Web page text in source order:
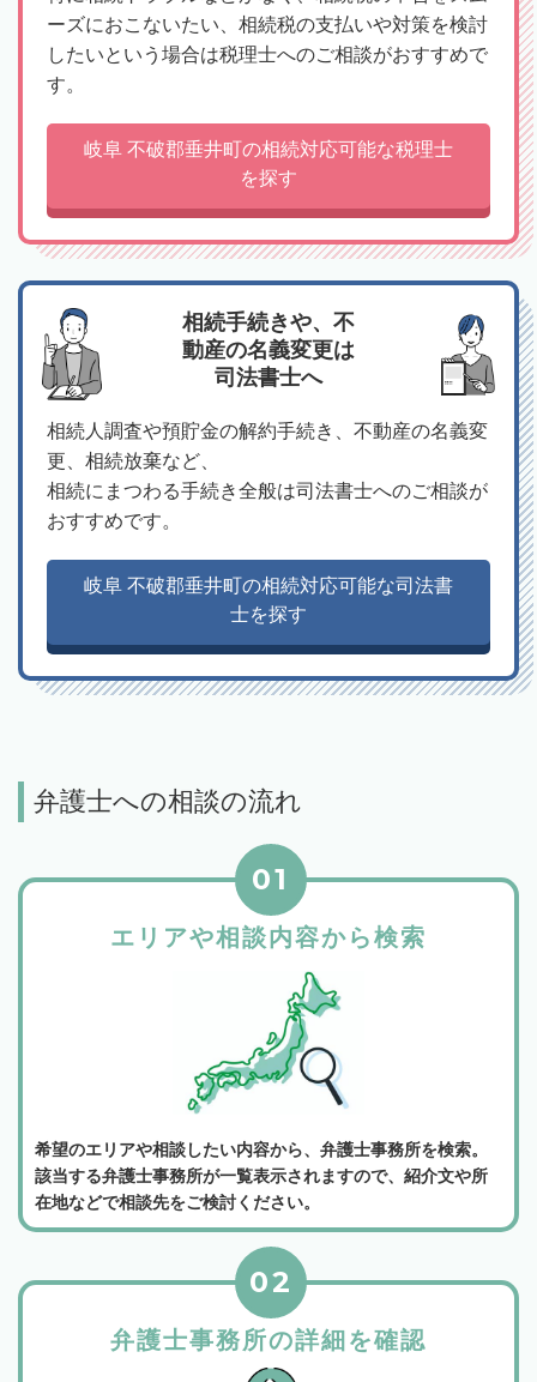
ーズにおこないたい、相続税の支払いや対策を検討
したいという場合は税理士へのご相談がおすすめで
す。
岐阜 不破郡垂井町の相続対応可能な税理士
を探す
相続手続きや、不
動産の名義変更は
司法書士へ
相続人調査や預貯金の解約手続き、不動産の名義変
更、相続放棄など、
相続にまつわる手続き全般は司法書士へのご相談が
おすすめです。
岐阜 不破郡垂井町の相続対応可能な司法書
士を探す
弁護士への相談の流れ
エリアや相談内容から検索
01
希望のエリアや相談したい内容から、弁護士事務所を検索。
該当する弁護士事務所が一覧表示されますので、紹介文や所
在地などで相談先をご検討ください。
弁護士事務所の詳細を確認
02